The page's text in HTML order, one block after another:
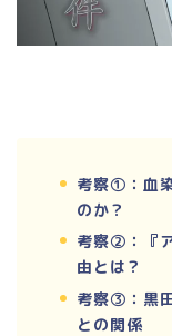
考察①：血
のか？
考察②：『
由とは？
考察③：黒
との関係